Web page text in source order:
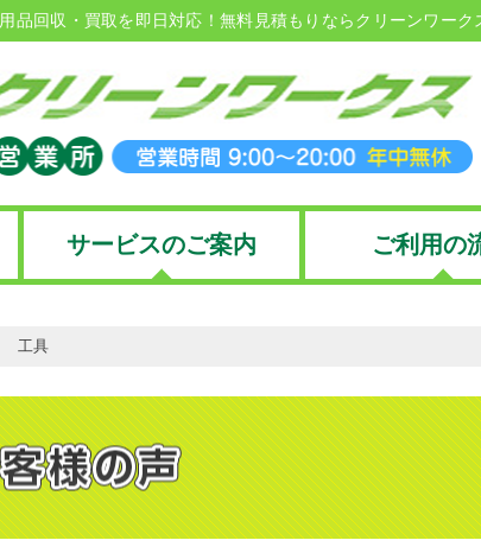
品回収・買取を即日対応！無料見積もりならクリーンワーク
サービスのご案内 ご利用の
工具